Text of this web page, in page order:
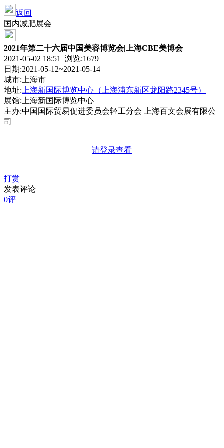
返回
国内减肥展会
2021年第二十六届中国美容博览会|上海CBE美博会
2021-05-02 18:51 浏览:1679
日期:2021-05-12~2021-05-14
城市:上海市
地址: 上海新国际博览中心（上海浦东新区龙阳路2345号）
展馆:上海新国际博览中心
主办:中国国际贸易促进委员会轻工分会 上海百文会展有限公
司
请登录查看
打赏
发表评论
0评